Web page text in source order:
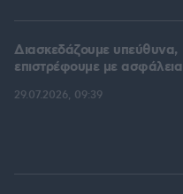
Διασκεδάζουμε υπεύθυνα,
επιστρέφουμε με ασφάλεια
29.07.2026, 09:39